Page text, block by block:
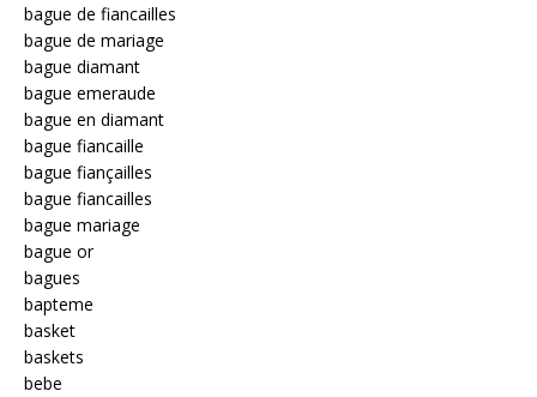
bague de fiancailles
bague de mariage
bague diamant
bague emeraude
bague en diamant
bague fiancaille
bague fiançailles
bague fiancailles
bague mariage
bague or
bagues
bapteme
basket
baskets
bebe